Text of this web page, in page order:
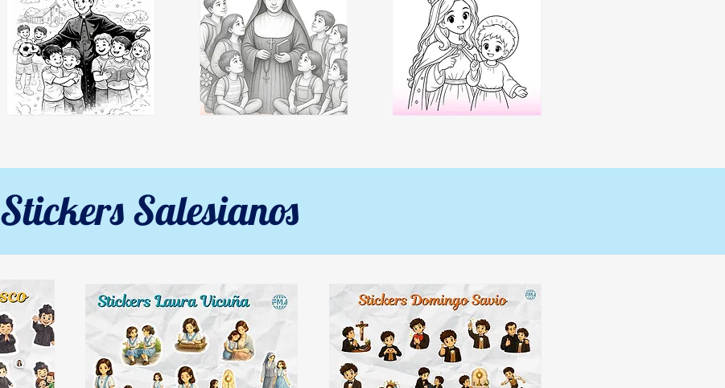
Stickers Salesianos